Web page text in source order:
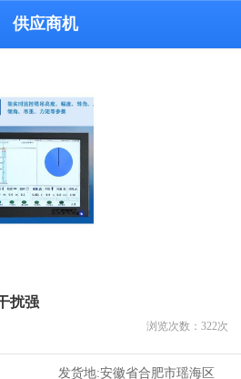
供应商机
扰强
浏览次数： 322次
发货地:安徽省合肥市瑶海区